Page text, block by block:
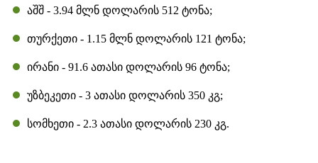
აშშ - 3.94 მლნ დოლარის 512 ტონა;
თურქეთი - 1.15 მლნ დოლარის 121 ტონა;
ირანი - 91.6 ათასი დოლარის 96 ტონა;
უზბეკეთი - 3 ათასი დოლარის 350 კგ;
სომხეთი - 2.3 ათასი დოლარის 230 კგ.